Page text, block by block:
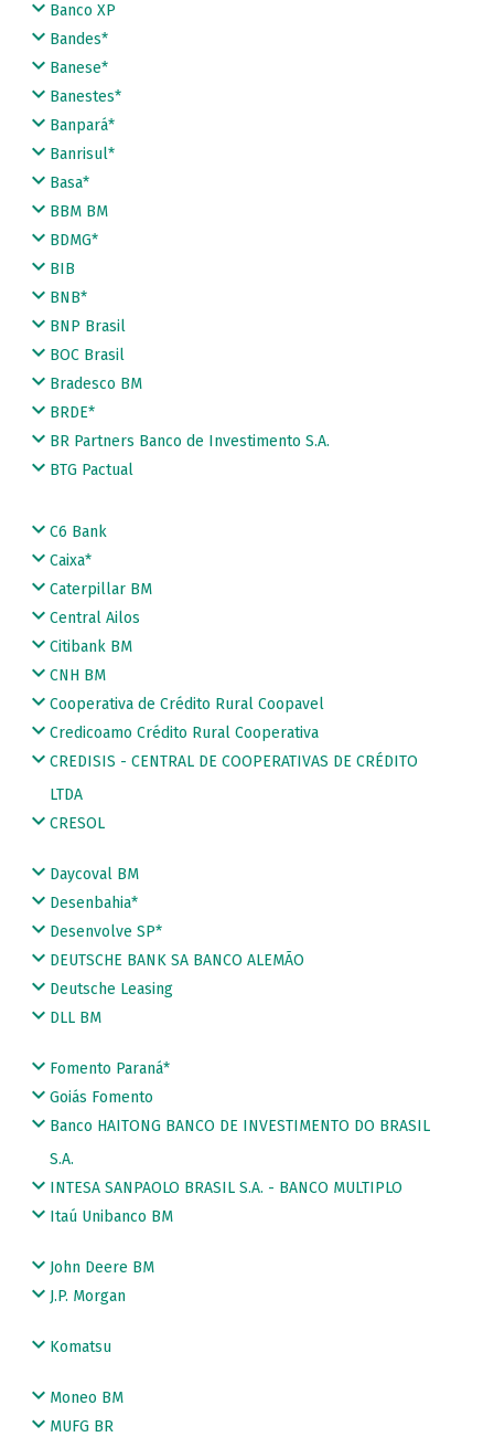
Banco XP
Bandes*
Banese*
Banestes*
Banpará*
Banrisul*
Basa*
BBM BM
BDMG*
BIB
BNB*
BNP Brasil
BOC Brasil
Bradesco BM
BRDE*
BR Partners Banco de Investimento S.A.
BTG Pactual
C6 Bank
Caixa*
Caterpillar BM
Central Ailos
Citibank BM
CNH BM
Cooperativa de Crédito Rural Coopavel
Credicoamo Crédito Rural Cooperativa
CREDISIS - CENTRAL DE COOPERATIVAS DE CRÉDITO
LTDA
CRESOL
Daycoval BM
Desenbahia*
Desenvolve SP*
DEUTSCHE BANK SA BANCO ALEMÃO
Deutsche Leasing
DLL BM
Fomento Paraná*
Goiás Fomento
Banco HAITONG BANCO DE INVESTIMENTO DO BRASIL
S.A.
INTESA SANPAOLO BRASIL S.A. - BANCO MULTIPLO
Itaú Unibanco BM
John Deere BM
J.P. Morgan
Komatsu
Moneo BM
MUFG BR